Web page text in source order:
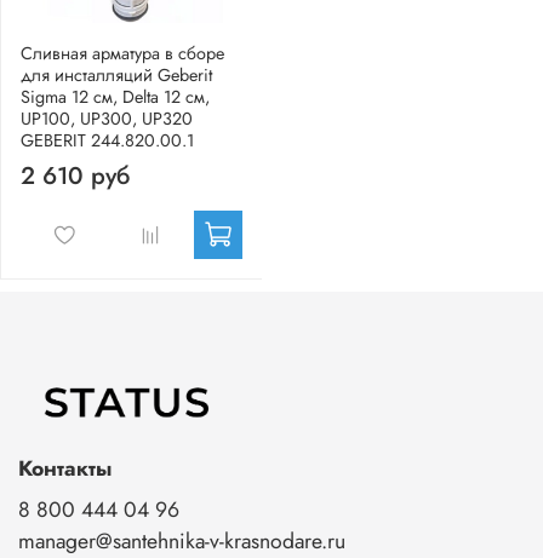
Сливная арматура в сборе
для инсталляций Geberit
Sigma 12 см, Delta 12 см,
UP100, UP300, UP320
GEBERIT 244.820.00.1
2 610 руб
Контакты
8 800 444 04 96
manager@santehnika-v-krasnodare.ru